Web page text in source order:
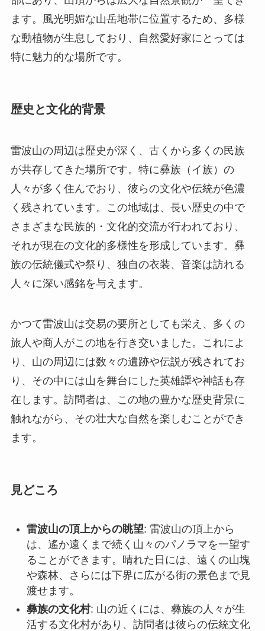
ます。風光明媚な山岳地帯に位置するため、多様
な動植物が生息しており、自然愛好家にとっては
特に魅力的な場所です。
歴史と文化的背景
雷波山の周辺は歴史が深く、古くから多くの民族
が共存してきた場所です。特に彝族（イ族）の
人々が多く住んでおり、彼らの文化や伝統が色濃
く残されています。この地域は、長い歴史の中で
さまざまな民族的・文化的交流が行われており、
それが現在の文化的多様性を形成しています。彝
族の伝統儀式や祭り、独自の衣装、音楽は訪れる
人々に深い感銘を与えます。
かつて雷波山は交易の要所としても栄え、多くの
旅人や商人がこの地を行き交いました。これによ
り、山の周辺には数々の遺跡や伝説が残されてお
り、その中には山を舞台にした英雄譚や神話も存
在します。訪問者は、この地の豊かな歴史背景に
触れながら、その壮大な自然を楽しむことができ
ます。
見どころ
雷波山の頂上からの眺望: 雷波山の頂上から
は、遙か遠くまで続く山々のパノラマを一望す
ることができます。晴れた日には、遠くの山塊
や森林、さらには下界に広がる街の景色まで見
渡せます。
彝族の文化村: 山の近くには、彝族の人々が生
活する文化村があり、訪問者は彼らの伝統文化